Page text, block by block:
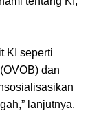
KI seperti
dan
lanjutnya.